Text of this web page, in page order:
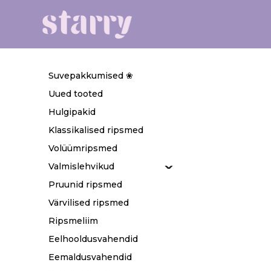
Suvepakkumised ❀
Uued tooted
Hulgipakid
Klassikalised ripsmed
Volüümripsmed
Valmislehvikud
Pruunid ripsmed
Värvilised ripsmed
Ripsmeliim
Eelhooldusvahendid
Eemaldusvahendid